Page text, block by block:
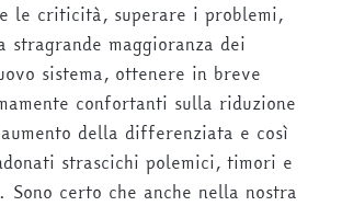
le criticità, superare i problemi,
stragrande maggioranza dei
sistema, ottenere in breve
confortanti sulla riduzione
della differenziata e così
strascichi polemici, timori e
Sono certo che anche nella nostra